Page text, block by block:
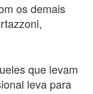
os demais
que levam
leva para